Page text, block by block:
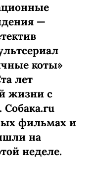
—
коты»
лет
жизни с
Собака.ru
фильмах и
на
неделе.